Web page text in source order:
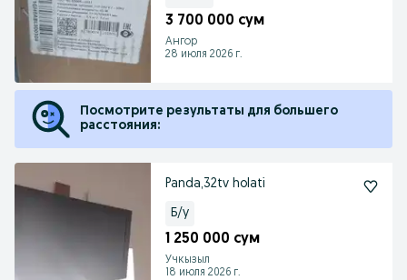
3 700 000 сум
Ангор
28 июля 2026 г.
Посмотрите результаты для большего
расстояния:
Panda,32tv holati
Б/у
1 250 000 сум
Учкызыл
18 июля 2026 г.